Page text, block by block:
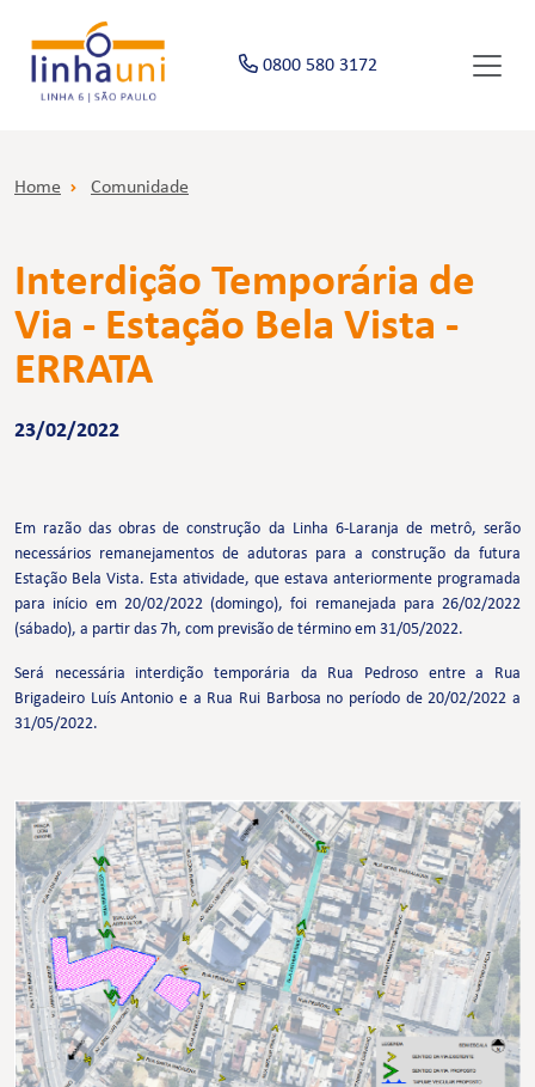
0800 580 3172
Home Comunidade
Interdição Temporária de
Via - Estação Bela Vista -
ERRATA
23/02/2022
Em razão das obras de construção da Linha 6-Laranja de metrô, serão
necessários remanejamentos de adutoras para a construção da futura
Estação Bela Vista. Esta atividade, que estava anteriormente programada
para início em 20/02/2022 (domingo), foi remanejada para 26/02/2022
(sábado), a partir das 7h, com previsão de término em 31/05/2022.
Será necessária interdição temporária da Rua Pedroso entre a Rua
Brigadeiro Luís Antonio e a Rua Rui Barbosa no período de 20/02/2022 a
31/05/2022.